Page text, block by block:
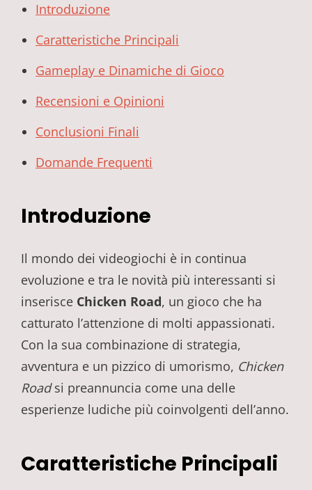
Introduzione
Caratteristiche Principali
Gameplay e Dinamiche di Gioco
Recensioni e Opinioni
Conclusioni Finali
Domande Frequenti
Introduzione
Il mondo dei videogiochi è in continua
evoluzione e tra le novità più interessanti si
inserisce Chicken Road, un gioco che ha
catturato l’attenzione di molti appassionati.
Con la sua combinazione di strategia,
avventura e un pizzico di umorismo, Chicken
Roadsi preannuncia come una delle
esperienze ludiche più coinvolgenti dell’anno.
Caratteristiche Principali